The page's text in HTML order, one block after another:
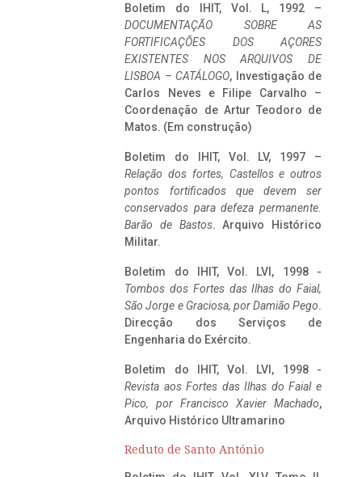
Boletim do IHIT, Vol. L, 1992 –
DOCUMENTAÇÃO SOBRE AS
FORTIFICAÇÕES DOS AÇORES
EXISTENTES NOS ARQUIVOS DE
LISBOA – CATÁLOGO, Investigação de
Carlos Neves e Filipe Carvalho –
Coordenação de Artur Teodoro de
Matos. (Em construção)
Boletim do IHIT, Vol. LV, 1997 –
Relação dos fortes, Castellos e outros
pontos fortificados que devem ser
conservados para defeza permanente.
Barão de Bastos. Arquivo Histórico
Militar.
Boletim do IHIT, Vol. LVI, 1998 -
Tombos dos Fortes das Ilhas do Faial,
São Jorge e Graciosa, por Damião Pego.
Direcção dos Serviços de
Engenharia do Exército.
Boletim do IHIT, Vol. LVI, 1998 -
Revista aos Fortes das Ilhas do Faial e
Pico, por Francisco Xavier Machado,
Arquivo Histórico Ultramarino
Reduto de Santo António